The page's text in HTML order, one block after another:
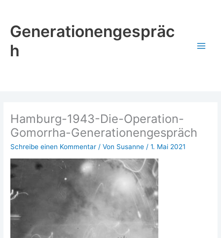
springen
Generationengespräc
h
Hamburg-1943-Die-Operation-
Gomorrha-Generationengespräch
Schreibe einen Kommentar / Von Susanne /1. Mai 2021